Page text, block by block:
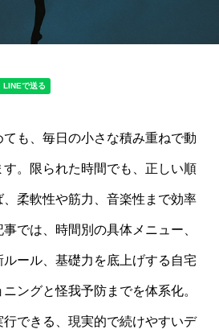
も、毎日の小さな積み重ねで動
。限られた時間でも、正しい順
柔軟性や筋力、音楽性まで効率
では、時間別の具体メニュー、
ール、基礎力を底上げする自宅
ングと怪我予防までを体系化。
できる、現実的で続けやすいデ